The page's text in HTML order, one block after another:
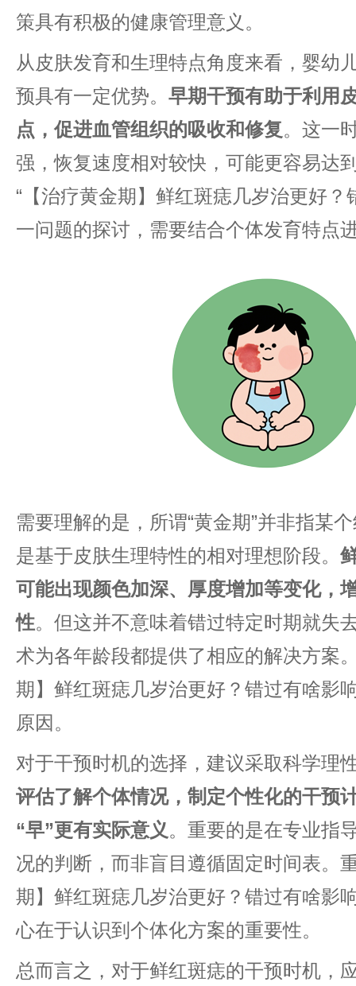
策具有积极的健康管理意义。
从皮肤发育和生理特点角度来看，婴幼
预具有一定优势。​ 早期干预有助于利用
点，促进血管组织的吸收和修复​。这一
强，恢复速度相对较快，可能更容易达
“【治疗黄金期】鲜红斑痣几岁治更好？
一问题的探讨，需要结合个体发育特点
需要理解的是，所谓“黄金期”并非指某
是基于皮肤生理特性的相对理想阶段。​
可能出现颜色加深、厚度增加等变化，
性​。但这并不意味着错过特定时期就失
术为各年龄段都提供了相应的解决方案
期】鲜红斑痣几岁治更好？错过有啥影
原因。
对于干预时机的选择，建议采取科学理
评估了解个体情况，制定个性化的干预
“早”更有实际意义​。重要的是在专业指
况的判断，而非盲目遵循固定时间表。
期】鲜红斑痣几岁治更好？错过有啥影
心在于认识到个体化方案的重要性。
总而言之，对于鲜红斑痣的干预时机，